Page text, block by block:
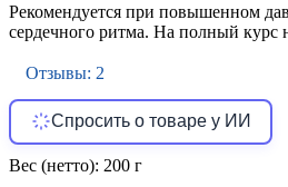
Рекомендуется при повышенном
сердечного ритма. На полный курс
Отзывы: 2
Спросить о товаре у ИИ
Вес (нетто): 200 г